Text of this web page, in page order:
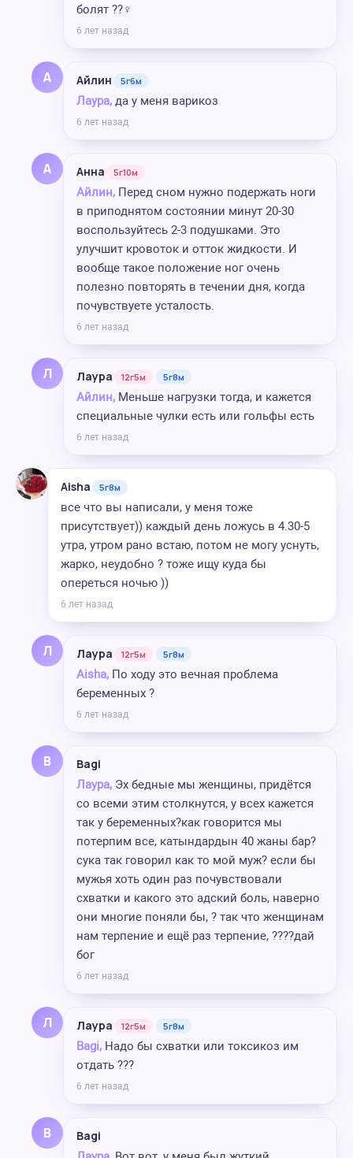
болят ??‍♀️
6 лет назад
А Айлин 5г6м
Лаура, да у меня варикоз
6 лет назад
А Анна 5г10м
Айлин, Перед сном нужно подержать ноги
в приподнятом состоянии минут 20-30
воспользуйтесь 2-3 подушками. Это
улучшит кровоток и отток жидкости. И
вообще такое положение ног очень
полезно повторять в течении дня, когда
почувствуете усталость.
6 лет назад
Л Лаура 12г5м 5г8м
Айлин, Меньше нагрузки тогда, и кажется
специальные чулки есть или гольфы есть
6 лет назад
Aisha 5г8м
все что вы написали, у меня тоже
присутствует)) каждый день ложусь в 4.30-5
утра, утром рано встаю, потом не могу уснуть,
жарко, неудобно ? тоже ищу куда бы
опереться ночью ))
6 лет назад
Л Лаура 12г5м 5г8м
Aisha, По ходу это вечная проблема
беременных ?
6 лет назад
B Bagi
Лаура, Эх бедные мы женщины, придётся
со всеми этим столкнутся, у всех кажется
так у беременных?как говорится мы
потерпим все, катындардын 40 жаны бар?
сука так говорил как то мой муж? если бы
мужья хоть один раз почувствовали
схватки и какого это адский боль, наверно
они многие поняли бы, ? так что женщинам
нам терпение и ещё раз терпение, ????дай
бог
6 лет назад
Л Лаура 12г5м 5г8м
Bagi, Надо бы схватки или токсикоз им
отдать ???
6 лет назад
B Bagi